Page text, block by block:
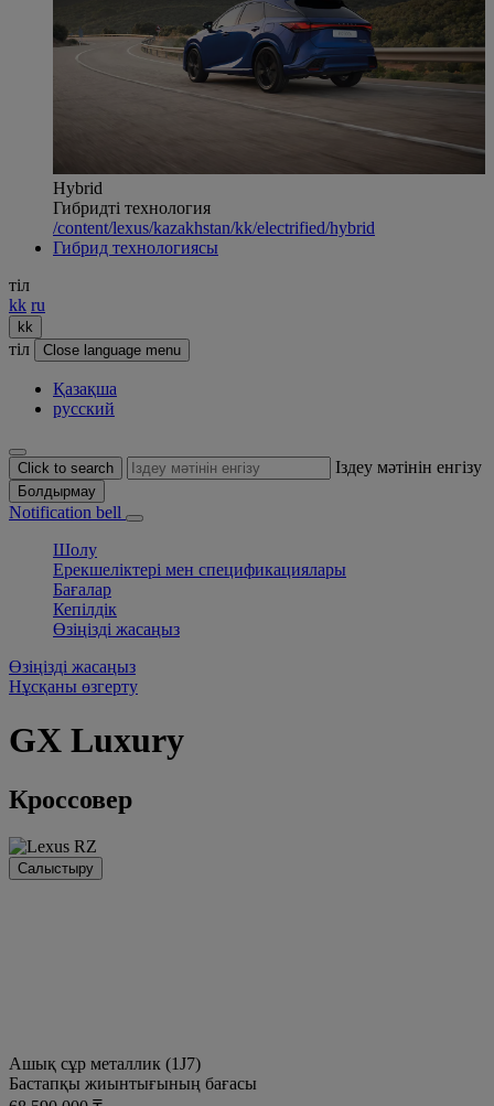
Hybrid
Гибридті технология
/content/lexus/kazakhstan/kk/electrified/hybrid
Гибрид технологиясы
тіл
kk ru
kk
тіл Close language menu
Қазақша
русский
Click to search Іздеу мәтінін енгізу
Болдырмау
Notification bell
Шолу
Ерекшеліктері мен спецификациялары
Бағалар
Кепілдік
Өзіңізді жасаңыз
Өзіңізді жасаңыз
Нұсқаны өзгерту
GX Luxury
Кроссовер
Салыстыру
Ашық сұр металлик (1J7)
Бастапқы жиынтығының бағасы